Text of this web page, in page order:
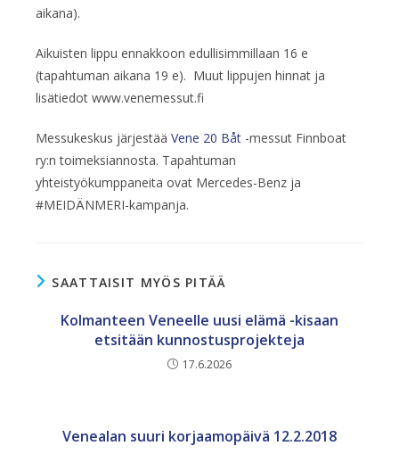
aikana).
Aikuisten lippu ennakkoon edullisimmillaan 16 e
(tapahtuman aikana 19 e). Muut lippujen hinnat ja
lisätiedot www.venemessut.fi
Messukeskus järjestää Vene 20 Båt -messut Finnboat
ry:n toimeksiannosta. Tapahtuman
yhteistyökumppaneita ovat Mercedes-Benz ja
#MEIDÄNMERI-kampanja.
SAATTAISIT MYÖS PITÄÄ
Kolmanteen Veneelle uusi elämä -kisaan
etsitään kunnostusprojekteja
17.6.2026
Venealan suuri korjaamopäivä 12.2.2018